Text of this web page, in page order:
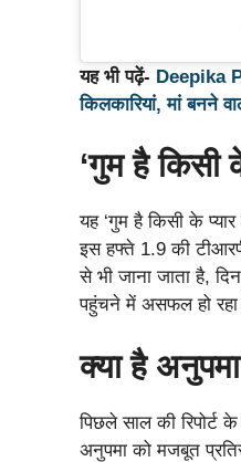
यह भी पढ़ें- Deepika
किलकारियां, मां बनने
‘गुम है किसी
यह ‘गुम है किसी के
इस हफ्ते 1.9 की
से भी जाना जाता है,
पहुंचने में असफल हो रहा
क्या है
पिछले साल की रिपोर्ट
अनुपमा को मजबूत